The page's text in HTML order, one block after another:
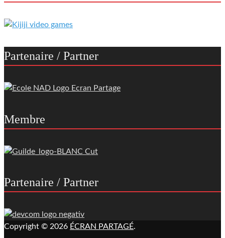
Partenaire / Partner
Membre
Partenaire / Partner
Copyright © 2026 ÉCRAN PARTAGÉ.